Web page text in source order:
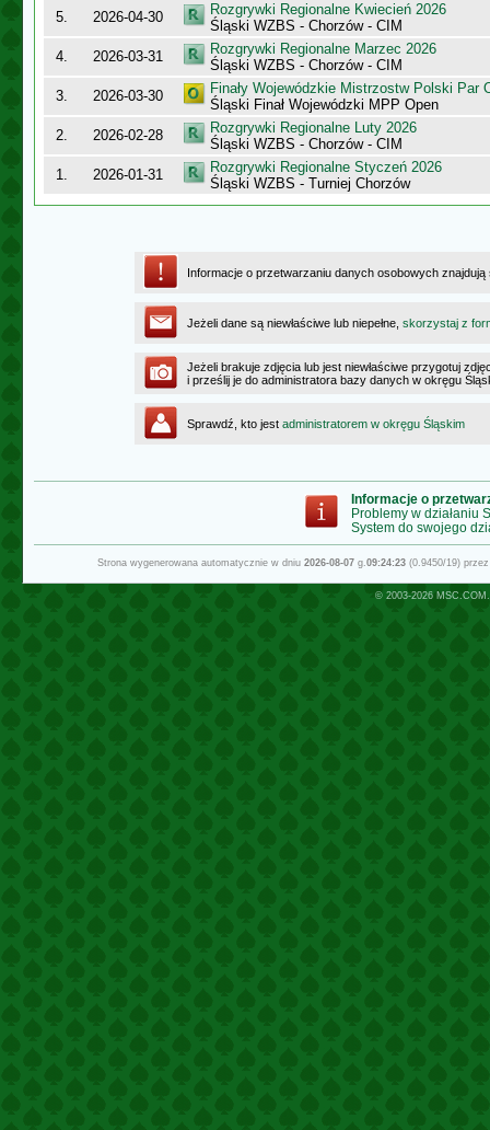
5. 2026-04-30
Rozgrywki Regionalne Kwiecień 2026
Śląski WZBS - Chorzów - CIM
4.
2026-03-31
Rozgrywki Regionalne Marzec 2026
Śląski WZBS - Chorzów - CIM
3.
2026-03-30
Finały Wojewódzkie Mistrzostw Polski Par
Śląski Finał Wojewódzki MPP Open
2.
2026-02-28
Rozgrywki Regionalne Luty 2026
Śląski WZBS - Chorzów - CIM
1.
2026-01-31
Rozgrywki Regionalne Styczeń 2026
Śląski WZBS - Turniej Chorzów
Informacje o przetwarzaniu danych osobowych
Jeżeli dane są niewłaściwe lub niepełne, skorzystaj z
Jeżeli brakuje zdjęcia lub jest niewłaściwe przygotuj
i prześlij je do administratora bazy danych w okręgu
Sprawdź, kto jest administratorem w okręgu Śląskim
Informacje o
Problemy w działaniu
System do swojego
Strona wygenerowana automatycznie w dniu 2026-08-07g.09:24:23(0.9450/19)
© 2003-2026